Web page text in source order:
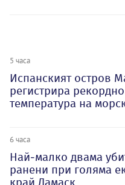
5 часа
Испанският остров
регистрира
температура на
6 часа
Най-малко двама
ранени при голяма